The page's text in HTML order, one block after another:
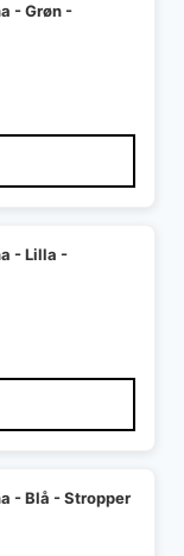
- Grøn -
- Lilla -
- Blå - Stropper